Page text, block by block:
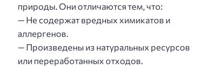
природы. Они отличаются тем, что:
— Не содержат вредных химикатов и
аллергенов.
— Произведены из натуральных ресурсов
или переработанных отходов.